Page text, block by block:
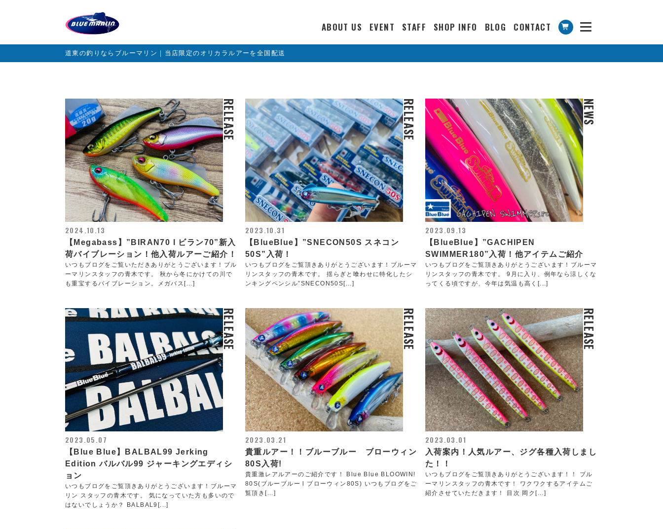
ABOUT US EVENT STAFF SHOP INFO BLOG CONTACT
道東の釣りならブルーマリン｜当店限定のオリカラルアーを全国配送
RELEASE
2024.10.13
【Megabass】”BIRAN70 l ビラン70”新入
荷バイブレーション！他入荷ルアーご紹介！
いつもブログをご覧いただきありがとうございます！ブル
ーマリンスタッフの青木です。 秋から冬にかけての川で
も重宝するバイブレーション。メガバス[...]
RELEASE
2023.10.31
【BlueBlue】”SNECON50S スネコン
50S”入荷！
いつもブログをご覧頂きありがとうございます！ブルーマ
リンスタッフの青木です。 揺らぎと喰わせに特化したシ
ンキングペンシル”SNECON50S[...]
NEWS
2023.09.13
【BlueBlue】”GACHIPEN
SWIMMER180”入荷！他アイテムご紹介
いつもブログをご覧頂きありがとうございます！ブルーマ
リンスタッフの青木です。 9月に入り、例年なら涼しくな
ってくる頃ですが、今年は気温も高く[...]
RELEASE
2023.05.07
【Blue Blue】BALBAL99 Jerking
Edition バルバル99 ジャーキングエディシ
ョン
いつもブログをご覧頂きありがとうございます！ブルーマ
リン スタッフの青木です。 気になっていた方も多いので
はないでしょうか？ BALBAL9[...]
RELEASE
2023.03.21
貴重ルアー！！ブルーブルー ブローウィン
80S入荷!
貴重激レアルアーのご紹介です！ Blue Blue BLOOWIN!
80S(ブルーブルー l ブローウィン80S) いつもブログをご
覧頂き[...]
RELEASE
2023.03.01
入荷案内！人気ルアー、ジグ各種入荷しまし
た！！
いつもブログをご覧頂きありがとうございます！！ ブル
ーマリンスタッフの青木です！ ワクワクするアイテムご
紹介させていただきます！ 目次 岡ク[...]